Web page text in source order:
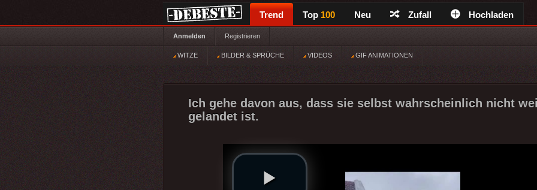
Trend Top 100 Neu Zufall Hochladen
Anmelden Registrieren
WITZE BILDER & SPRÜCHE VIDEOS GIF ANIMATIONEN
Ich gehe davon aus, dass sie selbst wahrscheinlich nicht
gelandet ist.